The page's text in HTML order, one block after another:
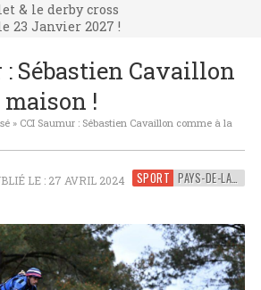
& le derby cross
23 Janvier 2027 !
23 Janvier 2027 !
: Sébastien Cavaillon
!
» CCI Saumur : Sébastien Cavaillon comme à la
SPORT PAYS-DE-LA-LOIRE
LE : 27 AVRIL 2024